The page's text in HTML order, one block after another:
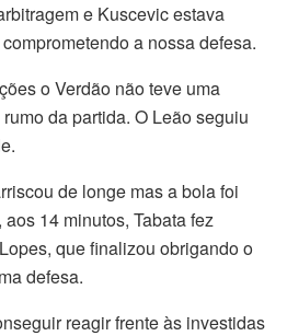
e Kuscevic estava
a nossa defesa.
o Verdão não teve uma
da partida. O Leão seguiu
de longe mas a bola foi
14 minutos, Tabata fez
que finalizou obrigando o
defesa.
reagir frente às investidas